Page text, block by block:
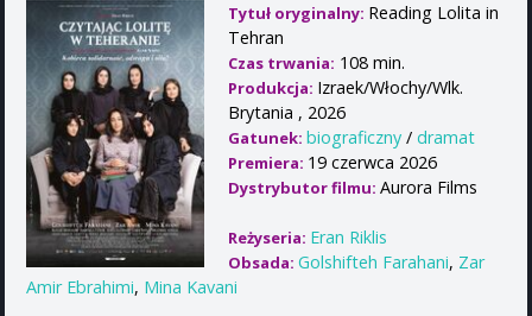
Tytuł oryginalny: Reading Lolita in
Tehran
Czas trwania: 108 min.
Produkcja: Izraek/Włochy/Wlk.
Brytania , 2026
Gatunek: biograficzny / dramat
Premiera: 19 czerwca 2026
Dystrybutor filmu: Aurora Films
Reżyseria: Eran Riklis
Obsada: Golshifteh Farahani, Zar
Amir Ebrahimi, Mina Kavani